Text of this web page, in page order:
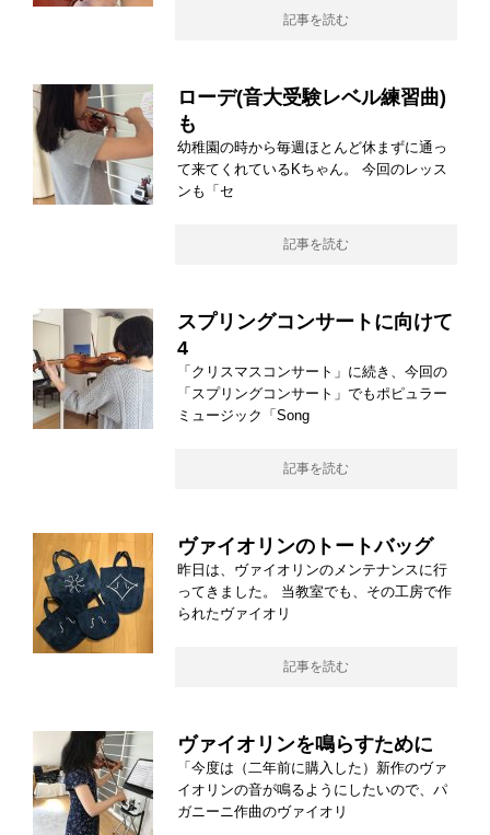
記事を読む
ローデ(音大受験レベル練習曲)
も
幼稚園の時から毎週ほとんど休まずに通っ
て来てくれているKちゃん。 今回のレッス
ンも「セ
記事を読む
スプリングコンサートに向けて
4
「クリスマスコンサート」に続き、今回の
「スプリングコンサート」でもポピュラー
ミュージック「Song
記事を読む
ヴァイオリンのトートバッグ
昨日は、ヴァイオリンのメンテナンスに行
ってきました。 当教室でも、その工房で作
られたヴァイオリ
記事を読む
ヴァイオリンを鳴らすために
「今度は（二年前に購入した）新作のヴァ
イオリンの音が鳴るようにしたいので、パ
ガニーニ作曲のヴァイオリ